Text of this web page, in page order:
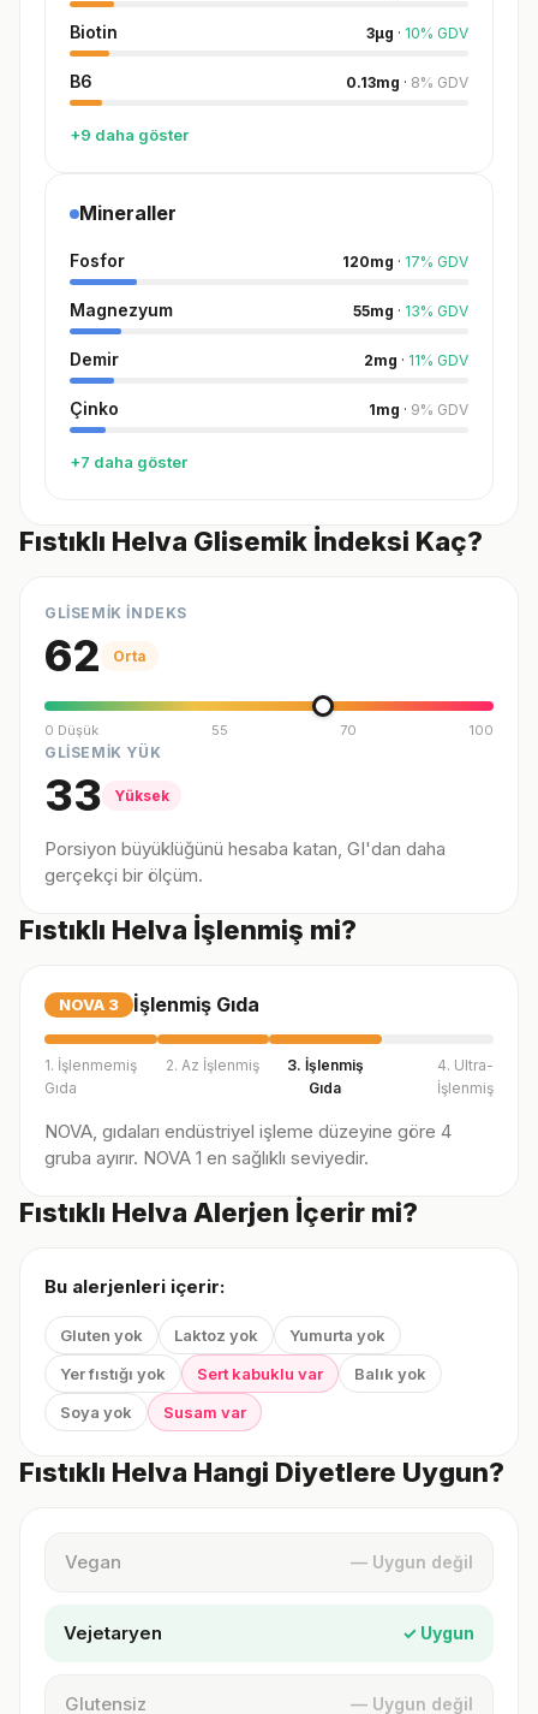
Biotin 3µg · 10% GDV
B6 0.13mg · 8% GDV
+9 daha göster
Mineraller
Fosfor 120mg · 17% GDV
Magnezyum 55mg · 13% GDV
Demir 2mg · 11% GDV
Çinko 1mg · 9% GDV
+7 daha göster
Fıstıklı Helva Glisemik İndeksi Kaç?
GLİSEMİK İNDEKS
62 Orta
0 Düşük 55 70 100
GLİSEMİK YÜK
33 Yüksek
Porsiyon büyüklüğünü hesaba katan, GI'dan daha
gerçekçi bir ölçüm.
Fıstıklı Helva İşlenmiş mi?
NOVA 3 İşlenmiş Gıda
1. İşlenmemiş
Gıda
2. Az İşlenmiş
3. İşlenmiş
Gıda
4. Ultra-
İşlenmiş
NOVA, gıdaları endüstriyel işleme düzeyine göre 4
gruba ayırır. NOVA 1 en sağlıklı seviyedir.
Fıstıklı Helva Alerjen İçerir mi?
Bu alerjenleri içerir:
Gluten yok Laktoz yok
Yumurta yok
Yer fıstığı yok
Sert kabuklu var
Balık yok
Soya yok
Susam var
Fıstıklı Helva Hangi Diyetlere Uygun?
Vegan — Uygun değil
Vejetaryen ✓ Uygun
Glutensiz — Uygun değil